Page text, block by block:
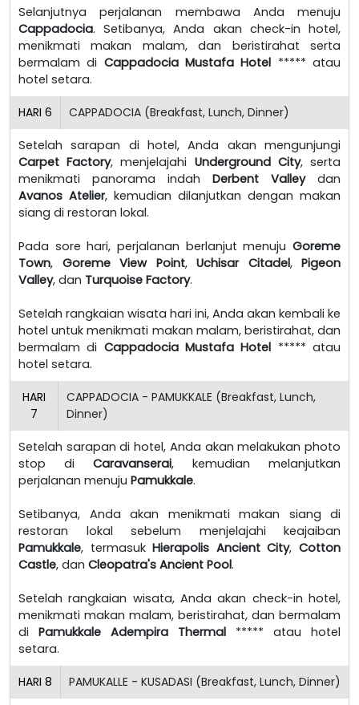
Selanjutnya perjalanan membawa Anda menuju
Cappadocia. Setibanya, Anda akan check-in hotel,
menikmati makan malam, dan beristirahat serta
bermalam di Cappadocia Mustafa Hotel ***** atau
hotel setara.
HARI 6 CAPPADOCIA (Breakfast, Lunch, Dinner)
Setelah sarapan di hotel, Anda akan mengunjungi
Carpet Factory, menjelajahi Underground City, serta
menikmati panorama indah Derbent Valleydan
Avanos Atelier, kemudian dilanjutkan dengan makan
siang di restoran lokal.
Pada sore hari, perjalanan berlanjut menuju Goreme
Town, Goreme View Point, Uchisar Citadel, Pigeon
Valley, dan Turquoise Factory.
Setelah rangkaian wisata hari ini, Anda akan kembali ke
hotel untuk menikmati makan malam, beristirahat, dan
bermalam di Cappadocia Mustafa Hotel ***** atau
hotel setara.
HARI
7
CAPPADOCIA - PAMUKKALE (Breakfast, Lunch,
Dinner)
Setelah sarapan di hotel, Anda akan melakukan photo
stop di Caravanserai, kemudian melanjutkan
perjalanan menuju Pamukkale.
Setibanya, Anda akan menikmati makan siang di
restoran lokal sebelum menjelajahi keajaiban
Pamukkale, termasukHierapolis Ancient City,Cotton
Castle, dan Cleopatra's Ancient Pool.
Setelah rangkaian wisata, Anda akan check-in hotel,
menikmati makan malam, beristirahat, dan bermalam
di Pamukkale Adempira Thermal ***** atau hotel
setara.
HARI 8 PAMUKALLE - KUSADASI (Breakfast, Lunch, Dinner)